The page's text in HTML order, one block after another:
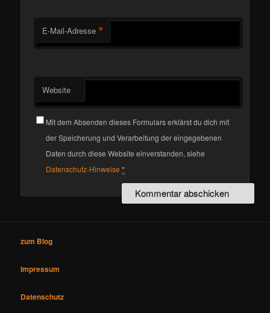
E-Mail-Adresse *
Website
Mit dem Absenden dieses Formulars erklärst du dich mit
der Speicherung und Verarbeitung der eingegebenen
Daten durch diese Website einverstanden, siehe
Datenschutz-Hinweise *
zum Blog
Impressum
Datenschutz